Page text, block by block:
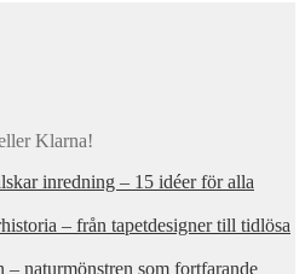
Klarna!
inredning – 15 idéer för alla
– från tapetdesigner till tidlösa
naturmönstren som fortfarande